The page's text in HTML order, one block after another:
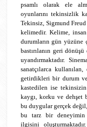
psamlı olarak ele
oyunlarını tekinsizlik
Tekinsiz, Sigmund
kelimedir. Kelime,
durumların gün yüzüne
bastırılanın geri
uyandırmaktadır.
sanatçılarca
getirdikleri bir durum
kastedilen ise
kaygı, korku ve dehşet
bu duygular gerçek değil,
bu tarz bir deneyimin
ilgisini